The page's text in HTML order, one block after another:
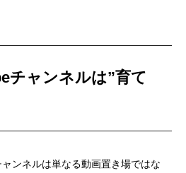
チャンネルは”育て
ンネルは単なる動画置き場ではな